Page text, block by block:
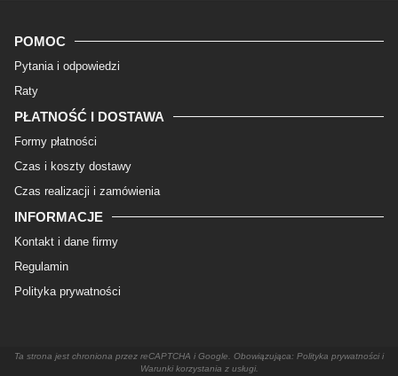
POMOC
Pytania i odpowiedzi
Raty
PŁATNOŚĆ I DOSTAWA
Formy płatności
Czas i koszty dostawy
Czas realizacji i zamówienia
INFORMACJE
Kontakt i dane firmy
Regulamin
Polityka prywatności
Ta strona jest chroniona przez reCAPTCHA i Google. Obowiązująca: Polityka prywatności i
Warunki korzystania z usługi.